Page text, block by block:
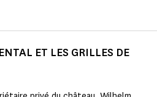
ET LES GRILLES DE